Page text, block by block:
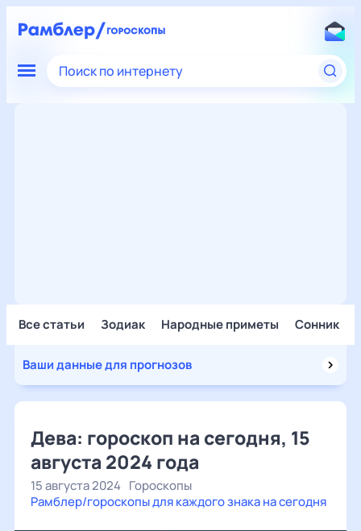
Поиск по интернету
Все статьи Зодиак Народные приметы Сонник
Ваши данные для прогнозов
Дева: гороскоп на сегодня, 15
августа 2024 года
15 августа 2024 Гороскопы
Рамблер/гороскопы для каждого знака на сегодня